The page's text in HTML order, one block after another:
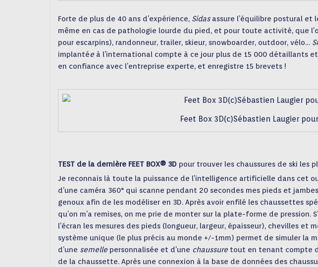
Forte de plus de 40 ans d’expérience, Sidasassure l’équilibre postural et
même en cas de pathologie lourde du pied, et pour toute activité, que
pour escarpins), randonneur, trailer, skieur, snowboarder, outdoor, vélo…
implantée à l’international compte à ce jour plus de 15 000 détaillants
en confiance avec l’entreprise experte, et enregistre 15 brevets !
Feet Box 3D(c)Sébastien Laugier
TEST de la dernière FEET BOX® 3D pour trouver les chaussures de ski les
Je reconnais là toute la puissance de l’intelligence artificielle dans cet
d’une caméra 360° qui scanne pendant 20 secondes mes pieds et
genoux afin de les modéliser en 3D. Après avoir enfilé les chaussettes
qu’on m’a remises, on me prie de monter sur la plate-forme de pression.
l’écran les mesures des pieds (longueur, largeur, épaisseur), chevilles et
système unique (le plus précis au monde +/-1mm) permet de simuler la
d’une semelle personnalisée et d’une chaussure tout en tenant compte
de la chaussette. Après une connexion à la base de données des